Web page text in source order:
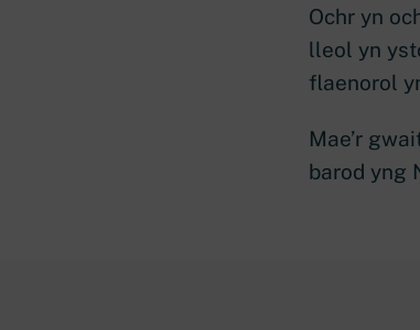
Ochr yn
lleol yn
flaenorol
Mae’r
barod yng